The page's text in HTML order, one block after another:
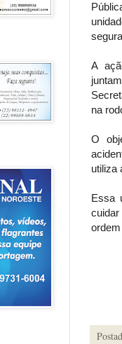
A
na
O
utiliza
Essa